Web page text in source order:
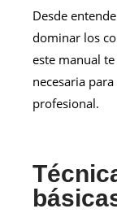
Desde
dominar los
este manual
necesaria
profesional.